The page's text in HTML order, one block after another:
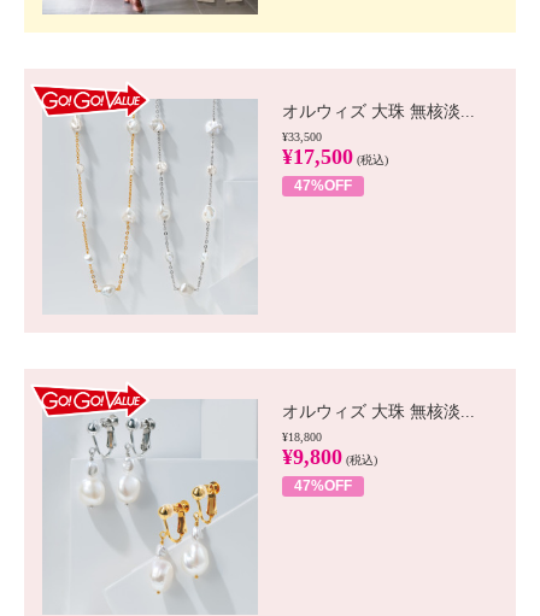
オルウィズ 大珠 無核淡...
¥33,500
¥17,500 (税込)
47%OFF
オルウィズ 大珠 無核淡...
¥18,800
¥9,800 (税込)
47%OFF